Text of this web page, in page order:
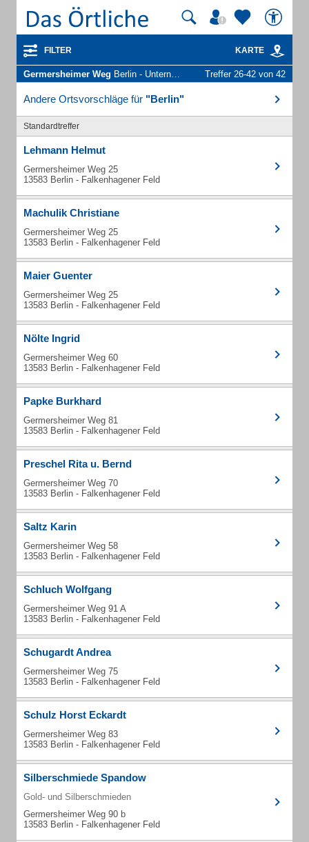
FILTER KARTE
Germersheimer Weg Berlin - Unternehmen und Personen Treffer 26-42 von 42
Andere Ortsvorschläge für "Berlin"
Standardtreffer
Lehmann Helmut
Germersheimer Weg 25
13583 Berlin - Falkenhagener Feld
Machulik Christiane
Germersheimer Weg 25
13583 Berlin - Falkenhagener Feld
Maier Guenter
Germersheimer Weg 25
13583 Berlin - Falkenhagener Feld
Nölte Ingrid
Germersheimer Weg 60
13583 Berlin - Falkenhagener Feld
Papke Burkhard
Germersheimer Weg 81
13583 Berlin - Falkenhagener Feld
Preschel Rita u. Bernd
Germersheimer Weg 70
13583 Berlin - Falkenhagener Feld
Saltz Karin
Germersheimer Weg 58
13583 Berlin - Falkenhagener Feld
Schluch Wolfgang
Germersheimer Weg 91 A
13583 Berlin - Falkenhagener Feld
Schugardt Andrea
Germersheimer Weg 75
13583 Berlin - Falkenhagener Feld
Schulz Horst Eckardt
Germersheimer Weg 83
13583 Berlin - Falkenhagener Feld
Silberschmiede Spandow
Gold- und Silberschmieden
Germersheimer Weg 90 b
13583 Berlin - Falkenhagener Feld